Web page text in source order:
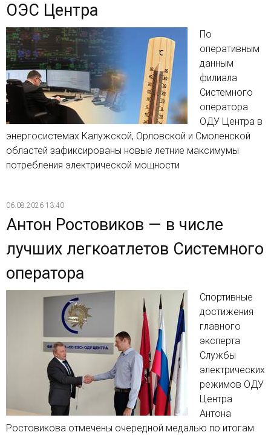
ОЭС Центра
По
оперативным
данным
филиала
Системного
оператора
ОДУ Центра в
энергосистемах Калужской, Орловской и Смоленской
областей зафиксированы новые летние максимумы
потребления электрической мощности
06.08.2026 13:40
Антон Ростовиков — в числе
лучших легкоатлетов Системного
оператора
Спортивные
достижения
главного
эксперта
Службы
электрических
режимов ОДУ
Центра
Антона
Ростовикова отмечены очередной медалью по итогам